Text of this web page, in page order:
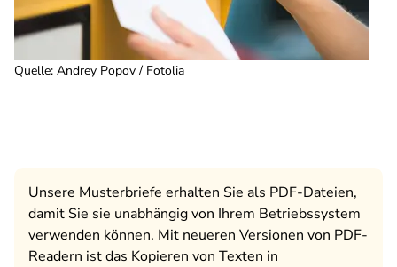
Quelle: Andrey Popov / Fotolia
Unsere Musterbriefe erhalten Sie als PDF-Dateien,
damit Sie sie unabhängig von Ihrem Betriebssystem
verwenden können. Mit neueren Versionen von PDF-
Readern ist das Kopieren von Texten in